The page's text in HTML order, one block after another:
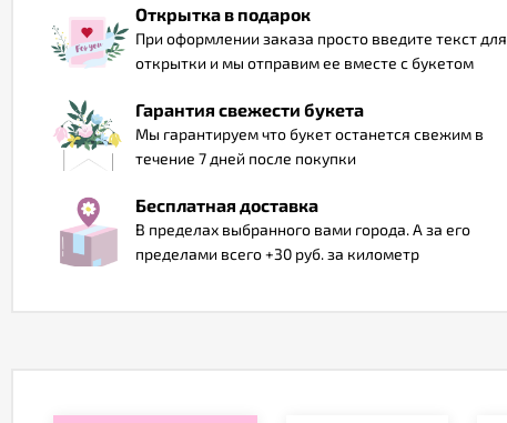
Открытка в подарок
При оформлении заказа просто введите текст для
открытки и мы отправим ее вместе с букетом
Гарантия свежести букета
Мы гарантируем что букет останется свежим в
течение 7 дней после покупки
Бесплатная доставка
В пределах выбранного вами города. А за его
пределами всего +30 руб. за километр